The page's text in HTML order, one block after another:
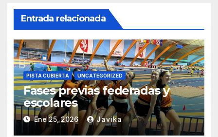
Entrada relacionada
PISTA CUBIERTA UNCATEGORIZED
Fases previas federadas y
escolares
Ene 25, 2026 Javika